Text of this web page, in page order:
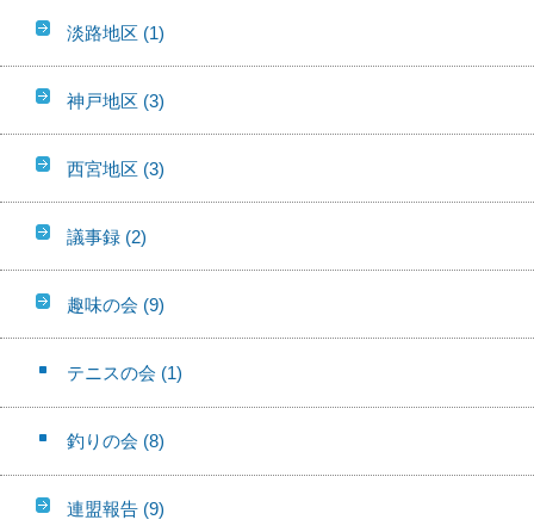
淡路地区 (1)
神戸地区 (3)
西宮地区 (3)
議事録 (2)
趣味の会 (9)
テニスの会 (1)
釣りの会 (8)
連盟報告 (9)